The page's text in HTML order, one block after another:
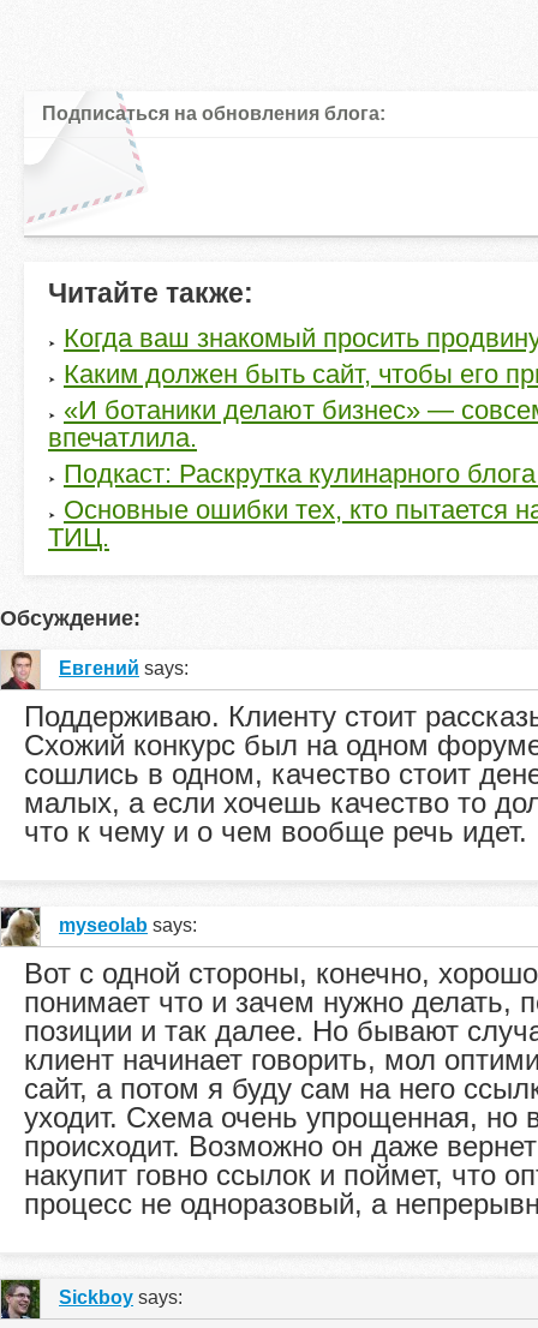
Подписаться на обновления блога:
Читайте также:
Когда ваш знакомый просить
Каким должен быть сайт, чтобы его
«И ботаники делают бизнес» —
впечатлила.
Подкаст: Раскрутка кулинарного
Основные ошибки тех, кто пытается
ТИЦ.
Обсуждение:
Евгений says:
Поддерживаю. Клиенту стоит
Схожий конкурс был на одном
сошлись в одном, качество стоит
малых, а если хочешь качество то
что к чему и о чем вообще речь идет.
myseolab says:
Вот с одной стороны, конечно,
понимает что и зачем нужно делать,
позиции и так далее. Но бывают
клиент начинает говорить, мол
сайт, а потом я буду сам на него
уходит. Схема очень упрощенная, но
происходит. Возможно он даже
накупит говно ссылок и поймет, что
процесс не одноразовый, а
Sickboy says: